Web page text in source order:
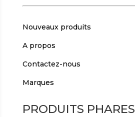
Nouveaux produits
A propos
Contactez-nous
Marques
PRODUITS PHARES